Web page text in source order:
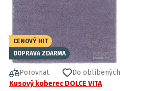
CENOVÝ HIT
DOPRAVA ZDARMA
Porovnat
Do oblíbených
Kusový koberec DOLCE VITA